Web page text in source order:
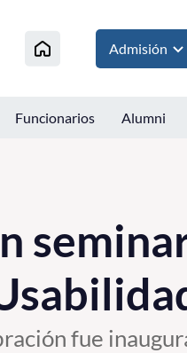
Admisión
Funcionarios Alumni
fue